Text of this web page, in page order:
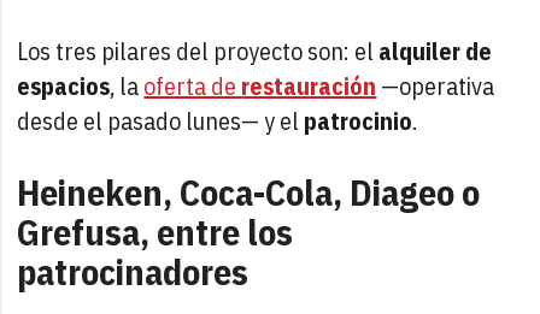
Los tres pilares del proyecto son: el alquiler de
espacios, laoferta de restauración —operativa
desde el pasado lunes— y el patrocinio.
Heineken, Coca-Cola, Diageo o
Grefusa, entre los
patrocinadores